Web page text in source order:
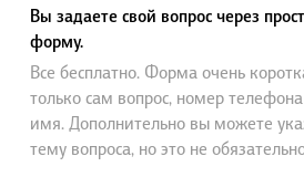
Вы задаете свой вопрос через
форму.
Все бесплатно. Форма очень
только сам вопрос, номер
имя. Дополнительно вы можете
тему вопроса, но это не